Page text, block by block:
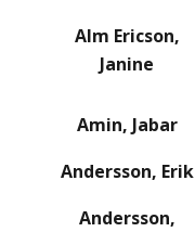
Alm Ericson,
Janine
Amin, Jabar
Andersson, Erik
Andersson,